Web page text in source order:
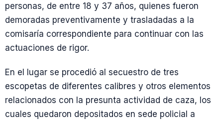
personas, de entre 18 y 37 años, quienes fueron
demoradas preventivamente y trasladadas a la
comisaría correspondiente para continuar con las
actuaciones de rigor.
En el lugar se procedió al secuestro de tres
escopetas de diferentes calibres y otros elementos
relacionados con la presunta actividad de caza, los
cuales quedaron depositados en sede policial a